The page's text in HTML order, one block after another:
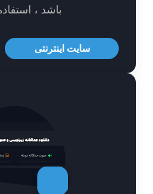
باشد ، استفاده نمایید
سایت اینترنتی